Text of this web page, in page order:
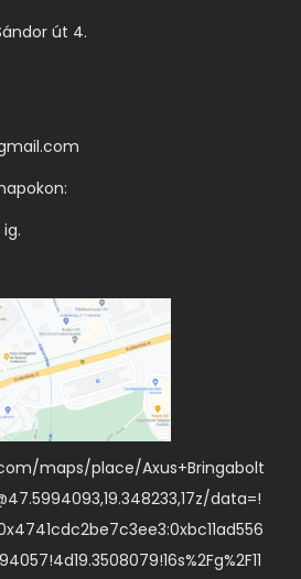
út 4.
maps/place/Axus+Bringabolt
data=!